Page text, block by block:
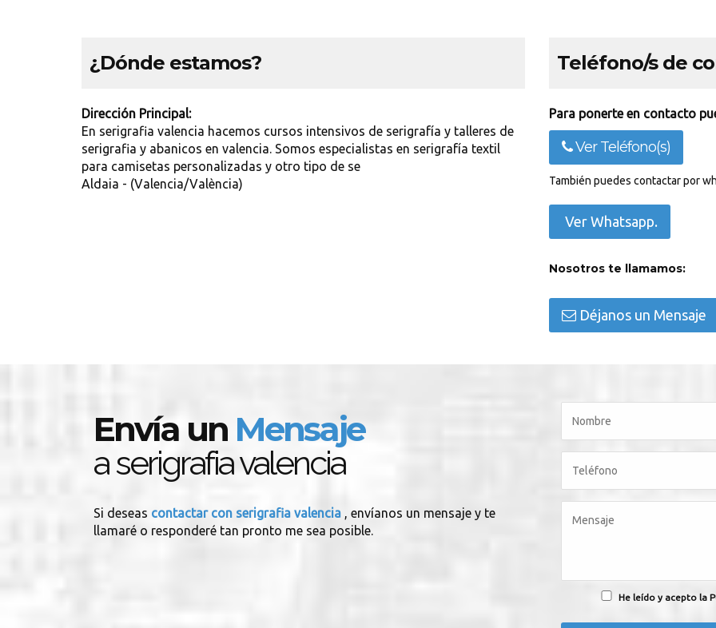
¿Dónde estamos?
Dirección Principal:
En serigrafia valencia hacemos cursos intensivos de serigrafía y talleres de
serigrafia y abanicos en valencia. Somos especialistas en serigrafía textil
para camisetas personalizadas y otro tipo de se
Aldaia - (Valencia/València)
Teléfono/s de
Para ponerte en contacto
Ver Teléfono(s)
También puedes contactar por
Ver Whatsapp.
Nosotros te llamamos:
Déjanos un Mensaje
Envía un Mensaje
a serigrafia valencia
Si deseas contactar con serigrafia valencia , envíanos un mensaje y te
llamaré o responderé tan pronto me sea posible.
He leído y acepto la